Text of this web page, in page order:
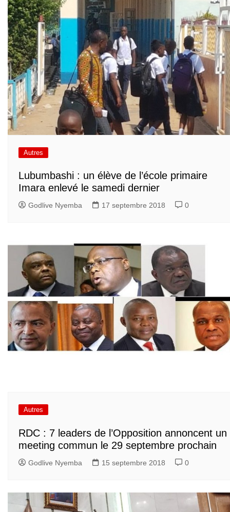
Autres
Lubumbashi : un élève de l’école primaire
Imara enlevé le samedi dernier
Godlive Nyemba 17 septembre 2018 0
Autres
RDC : 7 leaders de l’Opposition annoncent un
meeting commun le 29 septembre prochain
Godlive Nyemba 15 septembre 2018 0